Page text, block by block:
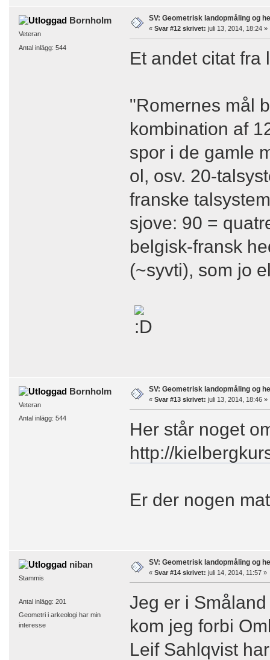
Bornholm
Veteran
Antal inlägg: 544
SV: Geometrisk landopmåling og
« Svar #12 skrivet: juli 13, 2014, 18:24 »
Et andet citat fra
"Romernes mål
kombination af
spor i de gamle
ol, osv. 20-
franske
sjove: 90 =
belgisk-fransk
(~syvti), som jo
Bornholm
Veteran
Antal inlägg: 544
SV: Geometrisk landopmåling og
« Svar #13 skrivet: juli 13, 2014, 18:46 »
Her står noget
http://
Er der nogen
niban
Stammis
Antal inlägg: 201
Geometri i arkeologi har min
interesse
SV: Geometrisk landopmåling og
« Svar #14 skrivet: juli 14, 2014, 11:57 »
Jeg er i
kom jeg forbi
Leif Sahlqvist